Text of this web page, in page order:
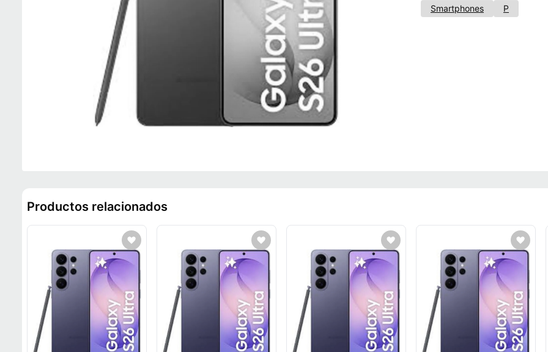
Smartphones P
Productos relacionados